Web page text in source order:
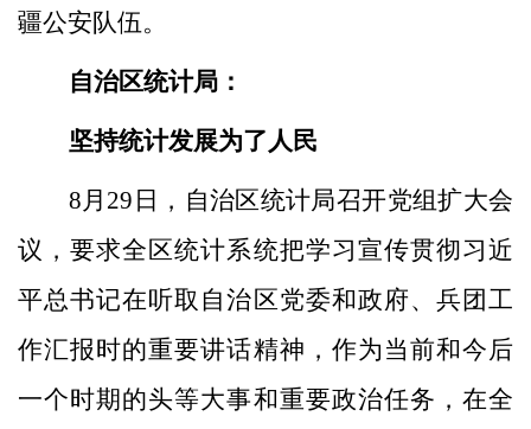
疆公安队伍。
自治区统计局：
坚持统计发展为了人民
8月29日，自治区统计局召开党组扩大会
议，要求全区统计系统把学习宣传贯彻习近
平总书记在听取自治区党委和政府、兵团工
作汇报时的重要讲话精神，作为当前和今后
一个时期的头等大事和重要政治任务，在全